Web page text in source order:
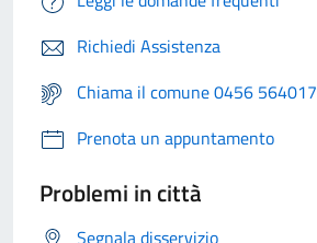
Richiedi Assistenza
Chiama il comune 0456 564017
Prenota un appuntamento
Problemi in città
Segnala disservizio